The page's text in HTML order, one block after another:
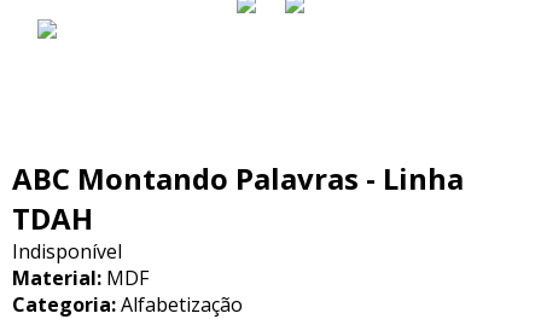
ABC Montando Palavras - Linha
TDAH
Indisponível
Material: MDF
Categoria:Alfabetização